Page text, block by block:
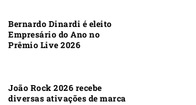
Bernardo Dinardi é eleito
Empresário do Ano no
Prêmio Live 2026
João Rock 2026 recebe
diversas ativações de marca